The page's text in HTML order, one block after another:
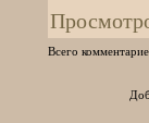
Всего